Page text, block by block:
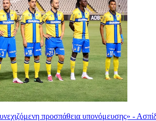
προσπάθεια υπονόμευσης» -